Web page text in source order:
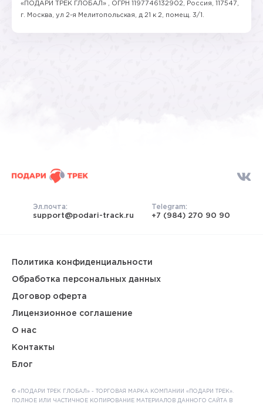
«ПОДАРИ ТРЕК ГЛОБАЛ» , ОГРН 1197746132902, Россия, 117547,
г. Москва, ул 2-я Мелитопольская, д 21 к 2, помещ. 3/1.
Эл.почта:
support@podari-track.ru
Telegram:
+7 (984) 270 90 90
Политика конфиденциальности
Обработка персональных данных
Договор оферта
Лицензионное соглашение
О нас
Контакты
Блог
© «ПОДАРИ ТРЕК ГЛОБАЛ» - ТОРГОВАЯ МАРКА КОМПАНИИ «ПОДАРИ ТРЕК».
ПОЛНОЕ ИЛИ ЧАСТИЧНОЕ КОПИРОВАНИЕ МАТЕРИАЛОВ ДАННОГО САЙТА В